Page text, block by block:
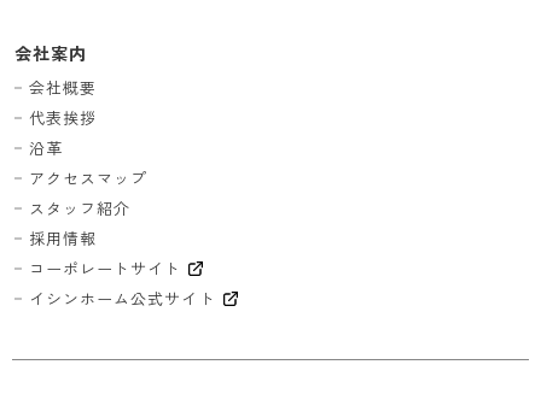
会社案内
会社概要
代表挨拶
沿革
アクセスマップ
スタッフ紹介
採用情報
コーポレートサイト
イシンホーム公式サイト